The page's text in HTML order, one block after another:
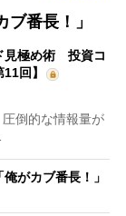
番長！」
見極め術 投資コ
回】
倒的な情報量が
がカブ番長！」